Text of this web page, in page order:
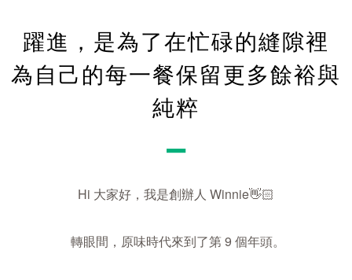
躍進，是為了在忙碌的縫隙裡
為自己的每一餐保留更多餘裕與
純粹
－
Hi 大家好，我是創辦人 Winnie👋🏻
轉眼間，原味時代來到了第 9 個年頭。